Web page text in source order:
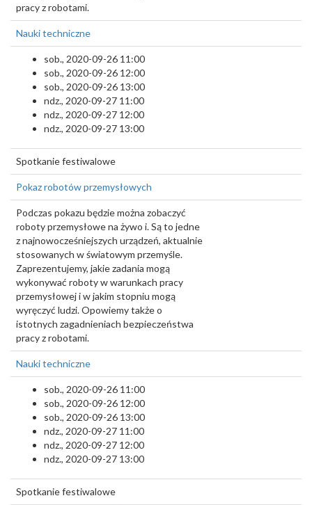
pracy z robotami.
Nauki techniczne
sob., 2020-09-26 11:00
sob., 2020-09-26 12:00
sob., 2020-09-26 13:00
ndz., 2020-09-27 11:00
ndz., 2020-09-27 12:00
ndz., 2020-09-27 13:00
Spotkanie festiwalowe
Pokaz robotów przemysłowych
Podczas pokazu będzie można zobaczyć
roboty przemysłowe na żywo i. Są to jedne
z najnowocześniejszych urządzeń, aktualnie
stosowanych w światowym przemyśle.
Zaprezentujemy, jakie zadania mogą
wykonywać roboty w warunkach pracy
przemysłowej i w jakim stopniu mogą
wyręczyć ludzi. Opowiemy także o
istotnych zagadnieniach bezpieczeństwa
pracy z robotami.
Nauki techniczne
sob., 2020-09-26 11:00
sob., 2020-09-26 12:00
sob., 2020-09-26 13:00
ndz., 2020-09-27 11:00
ndz., 2020-09-27 12:00
ndz., 2020-09-27 13:00
Spotkanie festiwalowe